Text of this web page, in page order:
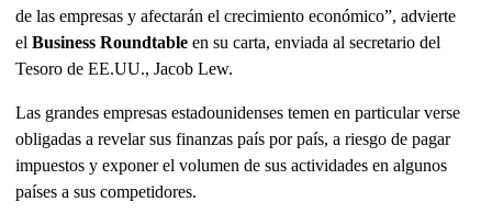
de las empresas y afectarán el crecimiento económico”, advierte
elBusiness Roundtableen su carta, enviada al secretario del
Tesoro de EE.UU., Jacob Lew.
Las grandes empresas estadounidenses temen en particular verse
obligadas a revelar sus finanzas país por país, a riesgo de pagar
impuestos y exponer el volumen de sus actividades en algunos
países a sus competidores.